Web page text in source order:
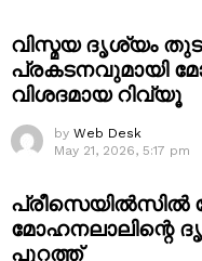
വിസ്മയ ദൃശ്യം
പ്രകടനവുമായി
വിശദമായ റിവ്യൂ
by Web Desk
May 21, 2026, 5:17 pm
പ്രീസെയിൽസിൽ
മോഹനലാലിന്റെ
പുറത്ത്